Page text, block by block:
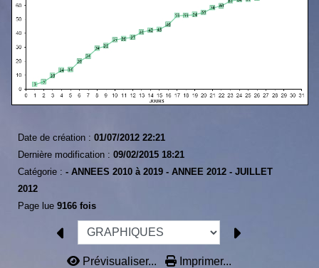
Date de création : 01/07/2012 22:21
Dernière modification : 09/02/2015 18:21
Catégorie : - ANNEES 2010 à 2019 - ANNEE 2012 - JUILLET
2012
Page lue 9166 fois
Prévisualiser... Imprimer...